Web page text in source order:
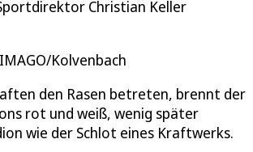
Christian Keller
Kolvenbach
den Rasen betreten, brennt der
rot und weiß, wenig später
wie der Schlot eines Kraftwerks.